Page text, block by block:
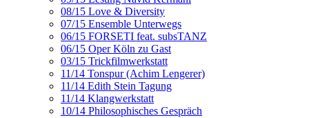
08/15 Love & Diversity
07/15 Ensemble Unterwegs
06/15 FORSETI feat. subsTANZ
06/15 Oper Köln zu Gast
03/15 Trickfilmwerkstatt
11/14 Tonspur (Achim Lengerer)
11/14 Edith Stein Tagung
11/14 Klangwerkstatt
10/14 Philosophisches Gespräch